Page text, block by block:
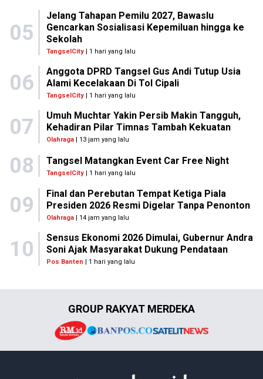
05
Jelang Tahapan Pemilu 2027, Bawaslu
Gencarkan Sosialisasi Kepemiluan hingga ke
Sekolah
TangselCity| 1 hari yang lalu
06
Anggota DPRD Tangsel Gus Andi Tutup Usia
Alami Kecelakaan Di Tol Cipali
TangselCity| 1 hari yang lalu
07
Umuh Muchtar Yakin Persib Makin Tangguh,
Kehadiran Pilar Timnas Tambah Kekuatan
Olahraga| 13 jam yang lalu
08 Tangsel Matangkan Event Car Free Night
TangselCity | 1 hari yang lalu
09
Final dan Perebutan Tempat Ketiga Piala
Presiden 2026 Resmi Digelar Tanpa Penonton
Olahraga| 14 jam yang lalu
10
Sensus Ekonomi 2026 Dimulai, Gubernur Andra
Soni Ajak Masyarakat Dukung Pendataan
Pos Banten | 1 hari yang lalu
GROUP RAKYAT MERDEKA